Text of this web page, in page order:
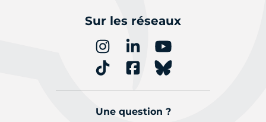
Sur les réseaux
Une question ?